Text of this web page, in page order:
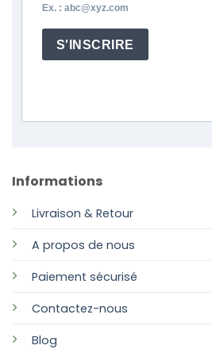
Informations
Livraison & Retour
A propos de nous
Paiement sécurisé
Contactez-nous
Blog
Ex. : abc@xyz.com
S'INSCRIRE